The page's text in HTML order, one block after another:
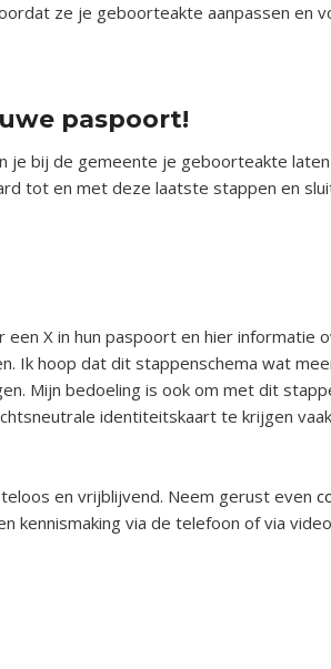
ze je geboorteakte aanpassen en
paspoort!
je bij de gemeente je geboorteakte
tot en met deze laatste stappen en
X in hun paspoort en hier informatie
Ik hoop dat dit stappenschema wat
Mijn bedoeling is ook om met dit
identiteitskaart te krijgen
en vrijblijvend. Neem gerust even
kennismaking via de telefoon of via